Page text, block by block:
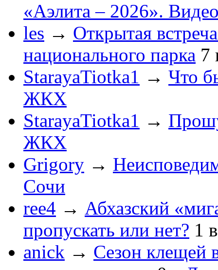
«Аэлита – 2026».
les → Открытая
национального парка 7
StarayaTiotka1 → Что
ЖКХ
StarayaTiotka1 →
ЖКХ
Grigory →
Сочи
ree4 → Абхазский
пропускать или нет? 1
anick → Сезон клещей